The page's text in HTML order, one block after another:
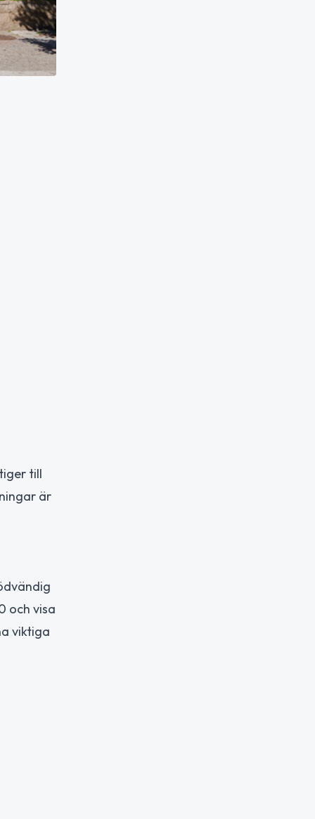
till
är
och visa
viktiga